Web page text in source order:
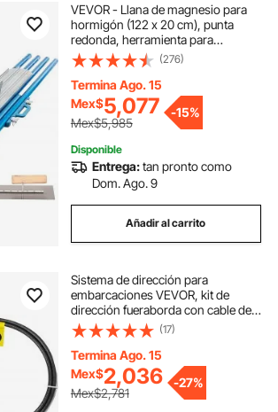
VEVOR - Llana de magnesio para
hormigón (122 x 20 cm), punta
redonda, herramienta para
cemento, kit para hormigón, llana
con 4 mangos, soporte para llana,
herramientas para hormigón, llana
de acabado
(276)
Termina Ago. 15
Mex$5,077
Mex$5,985
-15%
Disponible
Entrega:tan pronto como
Dom. Ago. 9
Añadir al carrito
Sistema de dirección para
embarcaciones VEVOR, kit de
dirección fueraborda con cable de
control de dirección de 14', sistema
de dirección marina, eje de 3/4
(17)
Termina Ago. 15
Mex$2,036
Mex$2,781
-27%